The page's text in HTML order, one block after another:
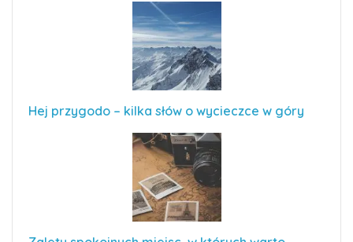
Hej przygodo – kilka słów o wycieczce w góry